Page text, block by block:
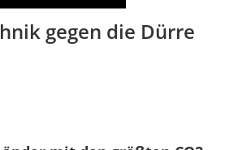
gegen die Dürre